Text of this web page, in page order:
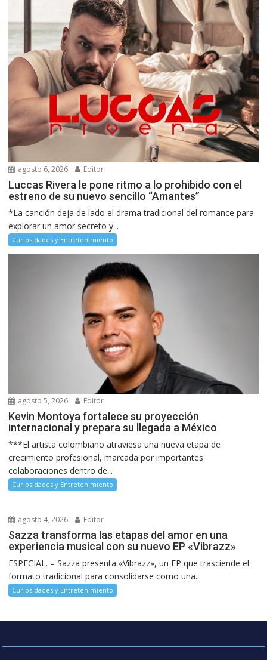
agosto 6, 2026 Editor
Luccas Rivera le pone ritmo a lo prohibido con el
estreno de su nuevo sencillo “Amantes”
*La canción deja de lado el drama tradicional del romance para
explorar un amor secreto y...
Curiosidades y Entretenimiento
agosto 5, 2026 Editor
Kevin Montoya fortalece su proyección
internacional y prepara su llegada a México
***El artista colombiano atraviesa una nueva etapa de
crecimiento profesional, marcada por importantes
colaboraciones dentro de...
Curiosidades y Entretenimiento
agosto 4, 2026 Editor
Sazza transforma las etapas del amor en una
experiencia musical con su nuevo EP «Vibrazz»
ESPECIAL. – Sazza presenta «Vibrazz», un EP que trasciende el
formato tradicional para consolidarse como una...
Curiosidades y Entretenimiento